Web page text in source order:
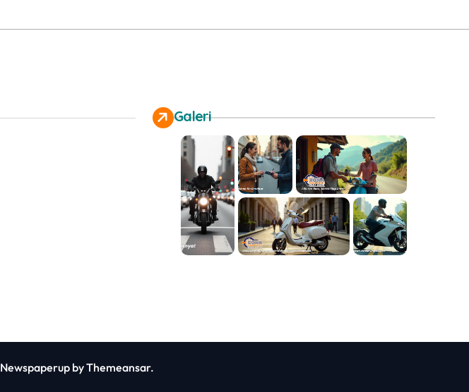
Galeri
NewspaperupbyThemeansar.